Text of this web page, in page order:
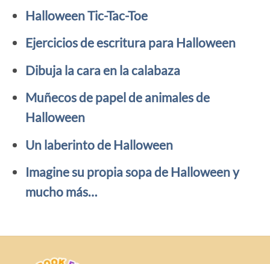
Halloween Tic-Tac-Toe
Ejercicios de escritura para Halloween
Dibuja la cara en la calabaza
Muñecos de papel de animales de
Halloween
Un laberinto de Halloween
Imagine su propia sopa de Halloween y
mucho más…